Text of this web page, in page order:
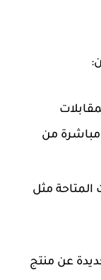
من
المتاحة مثل
عن منتج